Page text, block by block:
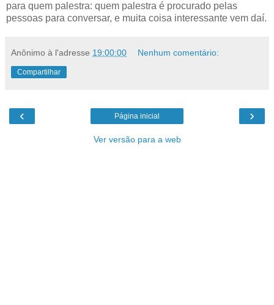
para quem palestra: quem palestra é procurado pelas
pessoas para conversar, e muita coisa interessante vem daí.
Anônimo à l'adresse 19:00:00 Nenhum comentário:
Compartilhar
‹ ›
Página inicial
Ver versão para a web